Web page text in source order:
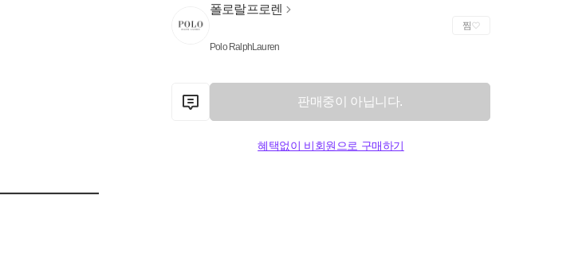
폴로랄프로렌
Polo RalphLauren
찜
판매중이 아닙니다.
혜택없이 비회원으로 구매하기